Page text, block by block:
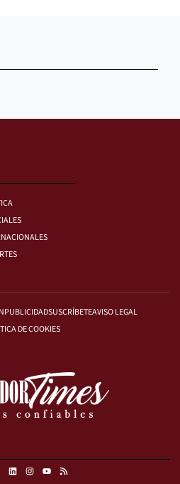
PUBLICIDADSUSCRÍBETEAVISO LEGAL
DE COOKIES
LinkedinInstagram